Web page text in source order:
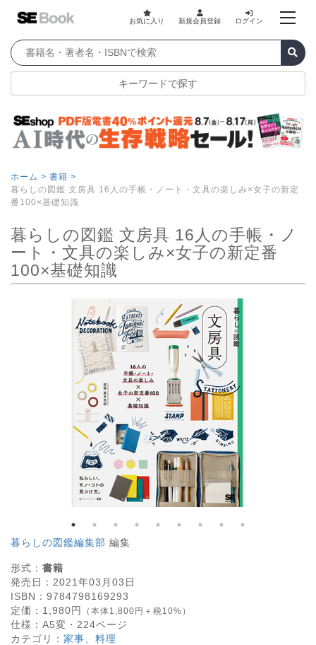
お気に入り 新規会員登録 ログイン
キーワードで探す
ホーム > 書籍 >
暮らしの図鑑 文房具 16人の手帳・ノート・文具の楽しみ×女子の新定
番100×基礎知識
暮らしの図鑑 文房具 16人の手帳・ノ
ート・文具の楽しみ×女子の新定番
100×基礎知識
暮らしの図鑑編集部 編集
形式： 書籍
発売日： 2021年03月03日
ISBN： 9784798169293
定価： 1,980円 （本体1,800円＋税10%）
仕様： A5変・ 224ページ
カテゴリ： 家事、料理